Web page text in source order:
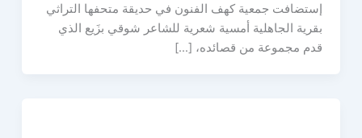
إستضافت جمعية كهف الفنون في حديقة متحفها التراثي
بقرية الجاهلية أمسية شعرية للشاعر شوقي بزَيع الذي
قدم مجموعة من قصائده، […]